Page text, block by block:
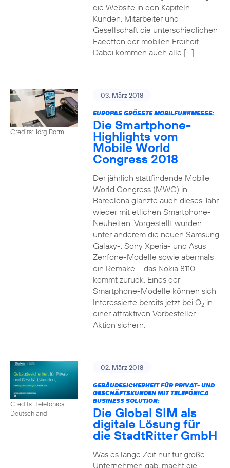
die Website in den Kapiteln
Kunden, Mitarbeiter und
Gesellschaft die unterschiedlichen
Facetten der mobilen Freiheit.
Dabei kommen auch alle […]
Credits: Jörg Borm
03. März 2018
EUROPAS GRÖSSTE MOBILFUNKMESSE:
Die Smartphone-
Highlights vom
Mobile World
Congress 2018
Der jährlich stattfindende Mobile
World Congress (MWC) in
Barcelona glänzte auch dieses Jahr
wieder mit etlichen Smartphone-
Neuheiten. Vorgestellt wurden
unter anderem die neuen Samsung
Galaxy-, Sony Xperia- und Asus
Zenfone-Modelle sowie abermals
ein Remake – das Nokia 8110
kommt zurück. Eines der
Smartphone-Modelle können sich
Interessierte bereits jetzt bei O2in
einer attraktiven Vorbesteller-
Aktion sichern.
Credits: Telefónica
Deutschland
02. März 2018
GEBÄUDESICHERHEIT FÜR PRIVAT- UND
GESCHÄFTSKUNDEN MIT TELEFÓNICA
BUSINESS SOLUTION:
Die Global SIM als
digitale Lösung für
die StadtRitter GmbH
Was es lange Zeit nur für große
Unternehmen gab, macht die